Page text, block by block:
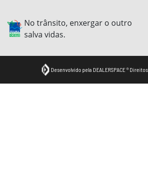
No trânsito, enxergar o outro
salva vidas.
Desenvolvido pela DEALERSPACE ®